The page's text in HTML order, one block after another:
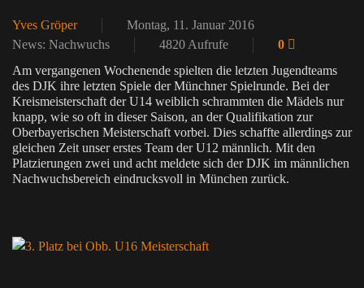
Yves Gröper
Montag, 11. Januar 2016
News: Nachwuchs
4820 Aufrufe
0
Am vergangenen Wochenende spielten die letzten Jugendteams
des DJK ihre letzten Spiele der Münchner Spielrunde. Bei der
Kreismeisterschaft der U14 weiblich schrammten die Mädels nur
knapp, wie so oft in dieser Saison, an der Qualifikation zur
Oberbayerischen Meisterschaft vorbei. Dies schaffte allerdings zur
gleichen Zeit unser erstes Team der U12 männlich. Mit den
Platzierungen zwei und acht meldete sich der DJK im männlichen
Nachwuchsbereich eindrucksvoll in München zurück.